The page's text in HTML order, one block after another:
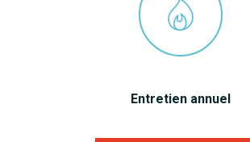
Entretien annuel